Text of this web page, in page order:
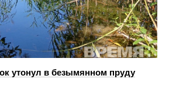
утонул в безымянном пруду